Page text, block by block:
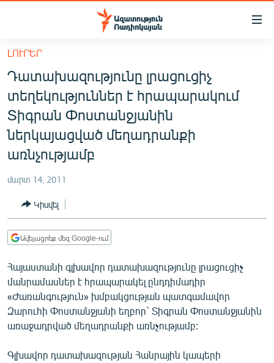
Մատչելիության
հիմնական
բովանդակությանը
Անցնել
հիմնական
մենյուին
Որոնում
ՀԱՅԱՍՏԱՆ
ՔԱՂԱՔԱԿԱՆ
ԸՆՏՐՈՒԹՅՈՒՆՆԵՐ 2026
ԻՐԱՎՈՒՆՔ
ՀԱՍԱՐԱԿՈՒԹՅՈՒՆ
ՂԱՐԱԲԱՂ
ՊԱՏԵՐԱԶՄԻ 6 ՇԱԲԱԹՆԵՐԸ
ՏԱՐԱԾԱՇՐՋԱՆ
ՄԻՋԱԶԳԱՅԻՆ
ՄՇԱԿՈՒՅԹ
ՍՊՈՐՏ
ՄԵԿՆԱԲԱՆՈՒԹՅՈՒՆ
ԼՈՒՐԵՐ
Դատախազությունը լրացուցիչ
տեղեկություններ է հրապարակում
Տիգրան Փոստանջյանին
ներկայացված մեղադրանքի
առնչությամբ
մարտ 14, 2011
Կիսվել
Ավելացրեք մեզ Google-ում
Հայաստանի գլխավոր դատախազությունը լրացուցիչ
մանրամասներ է հրապարակել ընդդիմադիր
«Ժառանգություն» խմբակցության պատգամավոր
Զարուհի Փոստանջյանի եղբոր` Տիգրան Փոստանջյանին
առաջադրված մեղադրանքի առնչությամբ:
Գլխավոր դատախազության Հանրային կապերի